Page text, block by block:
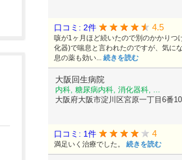
口コミ: 2件 4.5
咳が1ヶ月ほど続いたので別のかかりつ
化器)で喘息と言われたのですが、気に
息の薬も効い... 続きを読む
大阪回生病院
内科, 糖尿病内科, 消化器科, ...
大阪府大阪市淀川区宮原一丁目6番
口コミ: 1件 4
満足いく治療でした。 続きを読む